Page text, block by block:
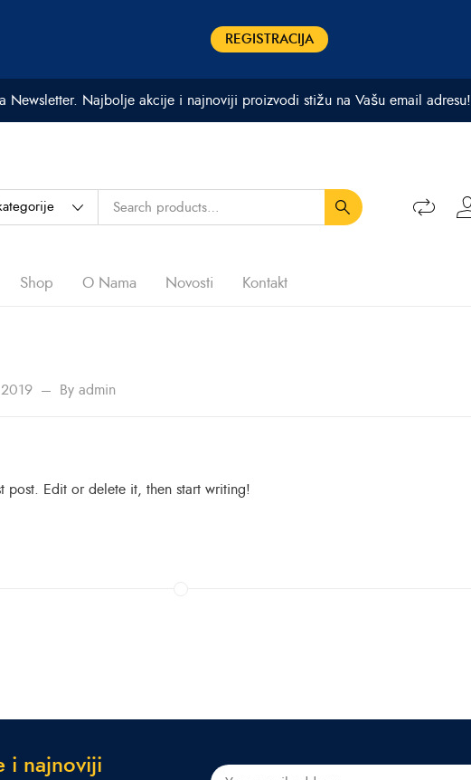
REGISTRACIJA
Newsletter. Najbolje akcije i najnoviji proizvodi stižu na Vašu email adresu!
Shop O Nama Novosti Kontakt
By admin
post. Edit or delete it, then start writing!
i najnoviji